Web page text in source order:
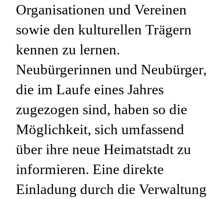
Organisationen und Vereinen
sowie den kulturellen Trägern
kennen zu lernen.
Neubürgerinnen und Neubürger,
die im Laufe eines Jahres
zugezogen sind, haben so die
Möglichkeit, sich umfassend
über ihre neue Heimatstadt zu
informieren. Eine direkte
Einladung durch die Verwaltung